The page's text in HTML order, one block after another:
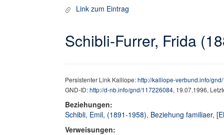
Link zum Eintrag
Schibli-Furrer, Frida
Persistenter Link Kalliope:http://kalliope-verbund.info/
GND-ID:http://d-nb.info/gnd/117226084, 19.07.1996,
Beziehungen:
Schibli, Emil, (1891-1958), Beziehung familiaer,
Verweisungen: